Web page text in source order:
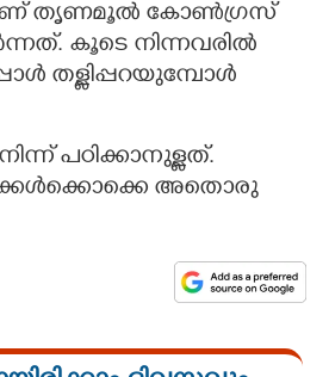
തൃണമൂൽ കോൺഗ്രസ്
കൂടെ നിന്നവരിൽ
തള്ളിപ്പറയുമ്പോൾ
പഠിക്കാനുള്ളത്.
അതൊരു